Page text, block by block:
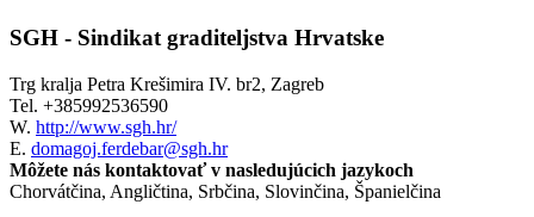
SGH - Sindikat graditeljstva Hrvatske
Trg kralja Petra Krešimira IV. br2, Zagreb
Tel. +385992536590
W. http://www.sgh.hr/
E. domagoj.ferdebar@sgh.hr
Môžete nás kontaktovať v nasledujúcich jazykoch
Chorvátčina, Angličtina, Srbčina, Slovinčina, Španielčina